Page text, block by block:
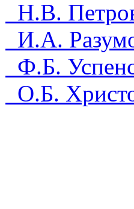
Н.В.
И.А.
Ф.Б.
О.Б.